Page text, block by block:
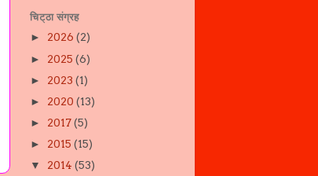
चिट्ठा संग्रह
► 2026 (2)
► 2025 (6)
► 2023 (1)
► 2020 (13)
► 2017(5)
► 2015 (15)
▼ 2014 (53)